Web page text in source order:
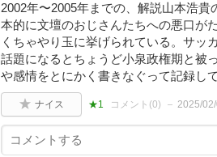
2002年〜2005年までの、解説山本浩
本的に文壇のおじさんたちへの悪口が
くちゃやり玉に挙げられている。サッ
話題になるとちょうど小泉政権期と被
や感情をとにかく書きなぐって記録し
ナイス ★1 コメント(0) 2025/